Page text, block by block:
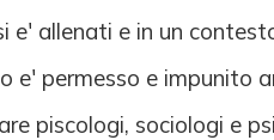
e' allenati e in un
permesso e impunito
piscologi, sociologi e